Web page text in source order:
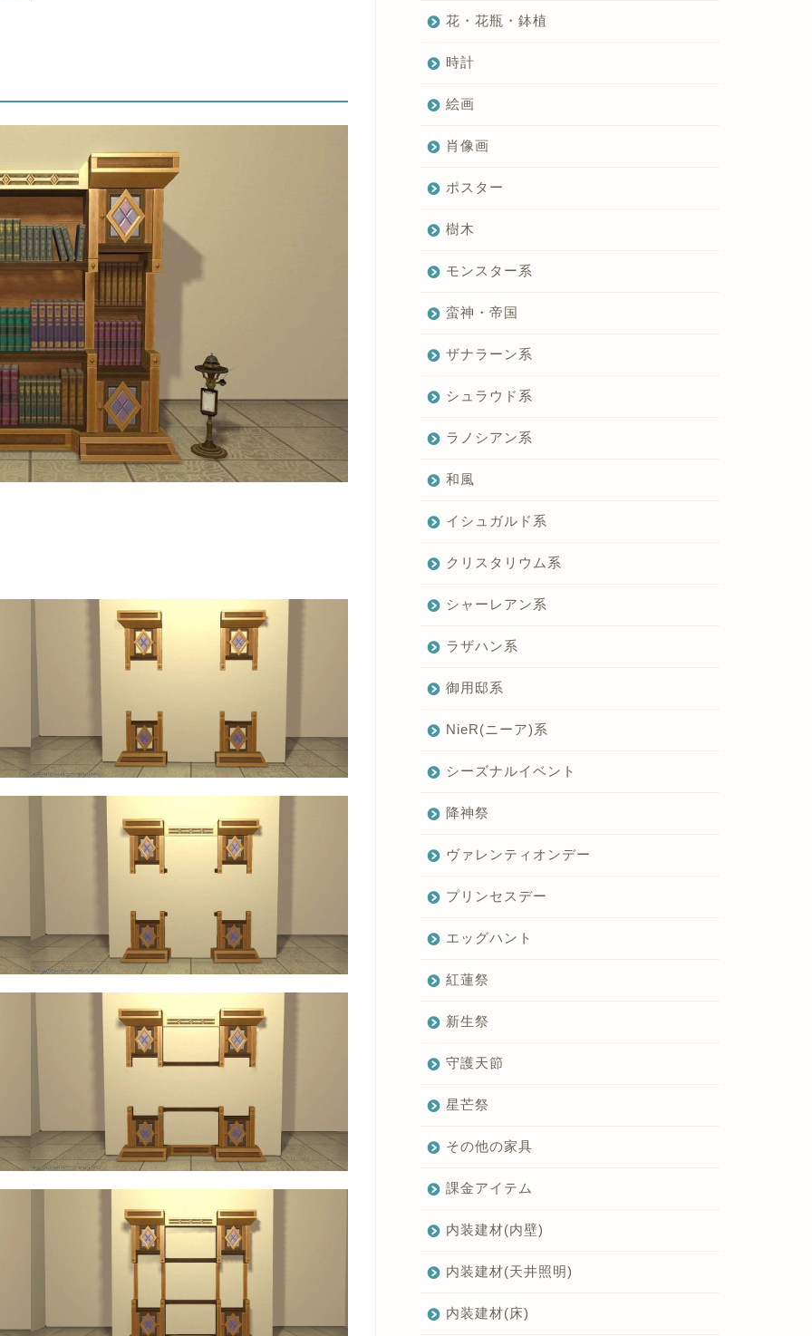
花・花瓶・鉢植
時計
絵画
肖像画
ポスター
樹木
モンスター系
蛮神・帝国
ザナラーン系
シュラウド系
ラノシアン系
和風
イシュガルド系
クリスタリウム系
シャーレアン系
ラザハン系
御用邸系
NieR(ニーア)系
シーズナルイベント
降神祭
ヴァレンティオンデー
プリンセスデー
エッグハント
紅蓮祭
新生祭
守護天節
星芒祭
その他の家具
課金アイテム
内装建材(内壁)
内装建材(天井照明)
内装建材(床)